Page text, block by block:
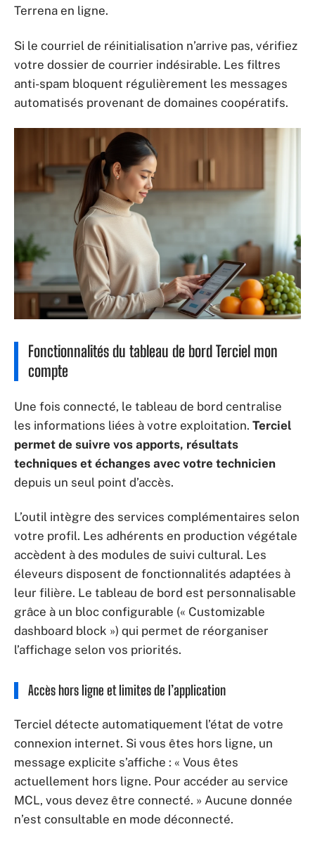
Terrena en ligne.
Si le courriel de réinitialisation n’arrive pas, vérifiez
votre dossier de courrier indésirable. Les filtres
anti-spam bloquent régulièrement les messages
automatisés provenant de domaines coopératifs.
Fonctionnalités du tableau de bord Terciel mon
compte
Une fois connecté, le tableau de bord centralise
les informations liées à votre exploitation. Terciel
permet de suivre vos apports, résultats
techniques et échanges avec votre technicien
depuis un seul point d’accès.
L’outil intègre des services complémentaires selon
votre profil. Les adhérents en production végétale
accèdent à des modules de suivi cultural. Les
éleveurs disposent de fonctionnalités adaptées à
leur filière. Le tableau de bord est personnalisable
grâce à un bloc configurable (« Customizable
dashboard block ») qui permet de réorganiser
l’affichage selon vos priorités.
Accès hors ligne et limites de l’application
Terciel détecte automatiquement l’état de votre
connexion internet. Si vous êtes hors ligne, un
message explicite s’affiche : « Vous êtes
actuellement hors ligne. Pour accéder au service
MCL, vous devez être connecté. » Aucune donnée
n’est consultable en mode déconnecté.